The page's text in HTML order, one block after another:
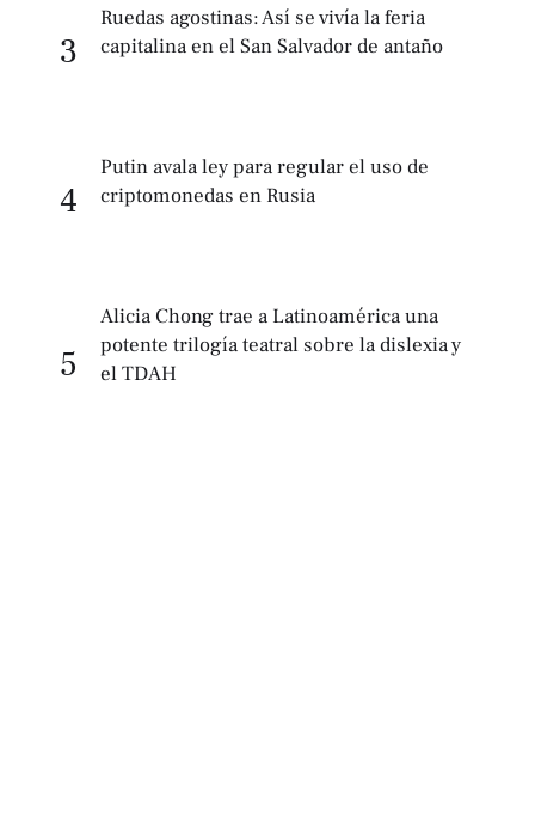
3
Ruedas agostinas: Así se vivía la feria
capitalina en el San Salvador de antaño
4
Putin avala ley para regular el uso de
criptomonedas en Rusia
5
Alicia Chong trae a Latinoamérica una
potente trilogía teatral sobre la dislexia y
el TDAH